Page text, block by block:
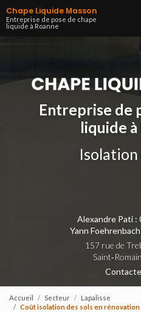
Aller
au
contenu
Chape Liquide Masson
Entreprise de pose de chape
liquide à Roanne
Entreprise de
liquide à
Isolation
Alexandre Pati :
Yann
157 rue de
Accueil Secteur
Lapalisse
Coût isolation des sols en rénovation